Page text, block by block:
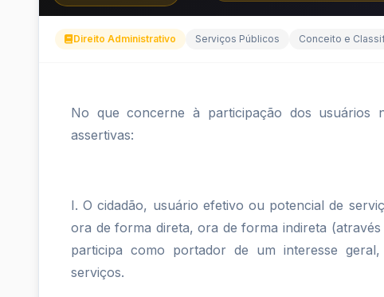
Direito Administrativo Serviços Públicos Conceito e
No
que
participação
dos
No que concerne à participação dos usuários
assertivas:
I. O cidadão, usuário efetivo ou potencial de
ora de forma direta, ora de forma indireta
participa como portador de um interesse
serviços.